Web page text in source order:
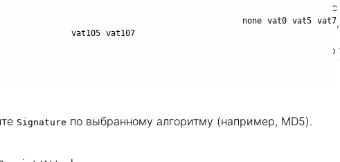
Сумма платежа. Положительное число
none vat0 vat5 vat7,
vat105 vat107
Сумма налога для соответствующего
Signature по выбранному алгоритму (например, MD5).